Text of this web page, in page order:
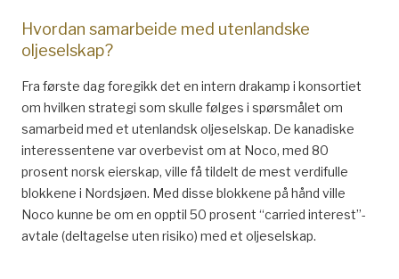
Hvordan samarbeide med utenlandske
oljeselskap?
Fra første dag foregikk det en intern drakamp i konsortiet
om hvilken strategi som skulle følges i spørsmålet om
samarbeid med et utenlandsk oljeselskap. De kanadiske
interessentene var overbevist om at Noco, med 80
prosent norsk eierskap, ville få tildelt de mest verdifulle
blokkene i Nordsjøen. Med disse blokkene på hånd ville
Noco kunne be om en opptil 50 prosent “carried interest”-
avtale (deltagelse uten risiko) med et oljeselskap.